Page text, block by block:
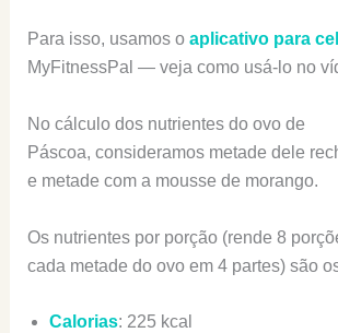
Para isso, usamos o aplicativo para
MyFitnessPal — veja como usá-lo no
No cálculo dos nutrientes do ovo de
Páscoa, consideramos metade dele
e metade com a mousse de morango.
Os nutrientes por porção (rende 8
cada metade do ovo em 4 partes) são
Calorias: 225 kcal